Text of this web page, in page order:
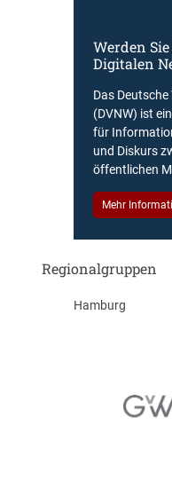
Werden
Digitalen
Das
(DVNW) ist
für
und Diskurs
öffentlichen
Mehr
Regionalgruppen
Hamburg